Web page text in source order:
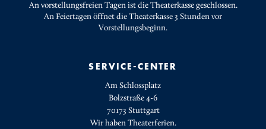
An vorstellungsfreien Tagen ist die Theaterkasse geschlossen.
An Feiertagen öffnet die Theaterkasse 3 Stunden vor
Vorstellungsbeginn.
SERVICE-CENTER
Am Schlossplatz
Bolzstraße 4-6
70173 Stuttgart
Wir haben Theaterferien.